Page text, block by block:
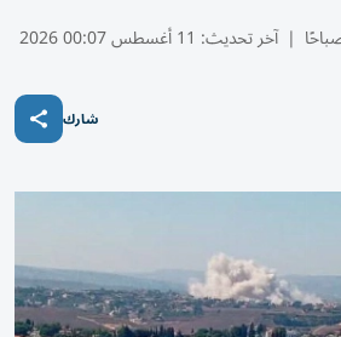
| آخر تحديث: 11 أغسطس 00:07 2026
شارك